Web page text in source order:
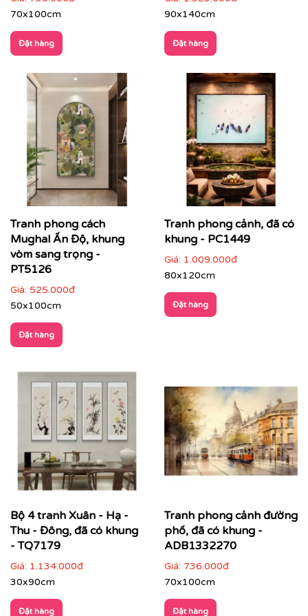
Phòng ngủ: chọn tranh phong cảnh nhẹ nhàng,
gam màu dịu để tạo sự thư thái
Nhà hàng – khách sạn – resort
: tăng trải nghiệm
không gian, tạo dấu ấn thẩm mỹ cho khách hàng
70x100cm
Đặt hàng
90x140cm
Đặt hàng
Tranh phong cách
Mughal Ấn Độ, khung
vòm sang trọng -
PT5126
Giá: 525.000đ
50x100cm
Đặt hàng
Tranh phong cảnh, đã có
khung - PC1449
Giá: 1.009.000đ
80x120cm
Đặt hàng
Bộ 4 tranh Xuân - Hạ -
Thu - Đông, đã có khung
- TQ7179
Giá: 1.134.000đ
30x90cm
Đặt hàng
Tranh phong cảnh đường
phố, đã có khung -
ADB1332270
Giá: 736.000đ
70x100cm
Đặt hàng